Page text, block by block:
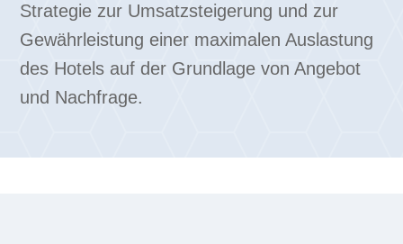
Strategie zur Umsatzsteigerung und zur
Gewährleistung einer maximalen Auslastung
des Hotels auf der Grundlage von Angebot
und Nachfrage.